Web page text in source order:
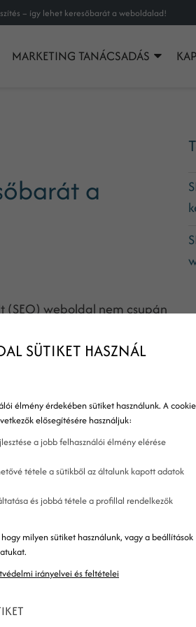
– így lehet keresőbarát a weboldalad!
MARKETING TANÁCSADÁS
a
(SEO) weboldal nem csupán
arról is, hogy a potenciális
a SEO honlapkészítés, és
SÜTIKET HASZNÁL
élmény érdekében sütiket használunk. A
elősegítésére használjuk:
a jobb felhasználói élmény elérése
tétele a sütikből az általunk kapott adatok
és jobbá tétele a profillal rendelkezők
milyen sütiket használunk, vagy a beállítások
irányelvei és feltételei